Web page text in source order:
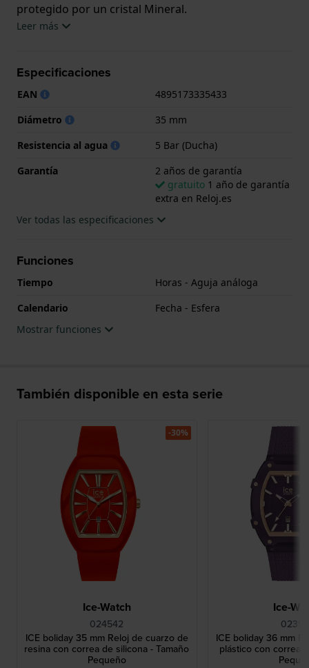
protegido por un cristal Mineral.
reloj viene con 2 años de garantía.
Leer más
Especificaciones
EAN
4895173335433
Diámetro
35 mm
Resistencia al agua
5 Bar (Ducha)
Garantía
2 años de garantía
gratuito 1 año de garantía
extra en Reloj.es
Ver todas las especificaciones
Funciones
Tiempo
Horas - Aguja análoga
Calendario
Fecha - Esfera
Mostrar funciones
También disponible en esta serie
Ice-Watch
024542
ICE boliday 35 mm Reloj de cuarzo de
resina con correa de silicona - Tamaño
Pequeño
-30%
Ice-
ICE boliday 36 mm
plástico con correa